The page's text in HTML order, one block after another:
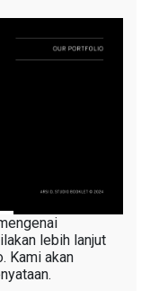
lebih lanjut
Kami akan